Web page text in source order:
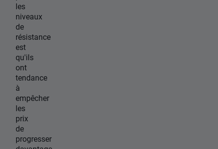
les
niveaux
de
résistance
est
qu'ils
ont
tendance
à
empêcher
les
prix
de
progresser